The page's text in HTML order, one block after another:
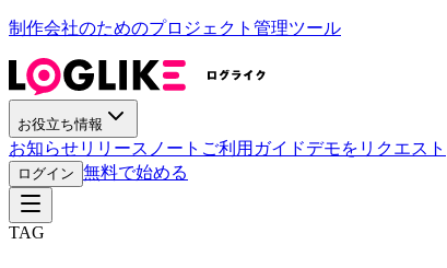
制作会社のためのプロジェクト管理ツール
お役立ち情報
お知らせリリースノート ご利用ガイドデモをリクエスト
ログイン 無料で始める
TAG